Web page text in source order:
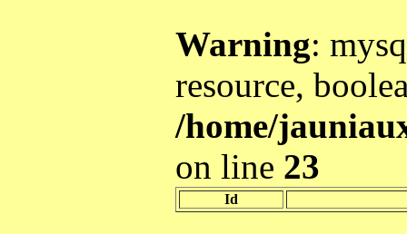
Warning:
resource,
/home/
on line 23
Id